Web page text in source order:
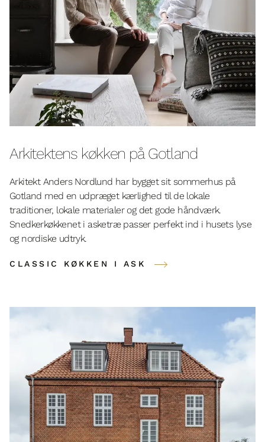
Arkitektens køkken på Gotland
Arkitekt Anders Nordlund har bygget sit sommerhus på
Gotland med en udpræget kærlighed til de lokale
traditioner, lokale materialer og det gode håndværk.
Snedkerkøkkenet i asketræ passer perfekt ind i husets lyse
og nordiske udtryk.
CLASSIC KØKKEN I ASK